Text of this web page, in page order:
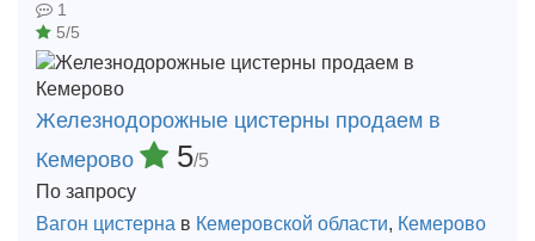
1
5/5
Железнодорожные цистерны продаем в
Кемерово
5/5
По запросу
Вагон цистерна в Кемеровской области, Кемерово